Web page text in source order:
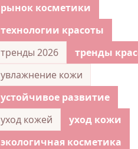
рынок косметики
технологии красоты
тренды 2026
тренды
увлажнение кожи
устойчивое развитие
уход кожей
уход кожи
экологичная косметика